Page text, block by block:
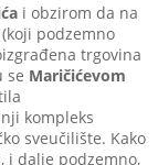
i obzirom da na
podzemno
trgovina
se Maričićevom
kompleks
sveučilište. Kako
i dalje podzemno,